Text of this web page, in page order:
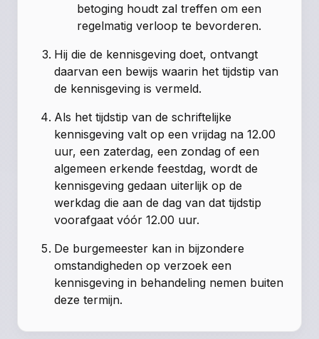
betoging houdt zal treffen om een
regelmatig verloop te bevorderen.
Hij die de kennisgeving doet, ontvangt
daarvan een bewijs waarin het tijdstip van
de kennisgeving is vermeld.
Als het tijdstip van de schriftelijke
kennisgeving valt op een vrijdag na 12.00
uur, een zaterdag, een zondag of een
algemeen erkende feestdag, wordt de
kennisgeving gedaan uiterlijk op de
werkdag die aan de dag van dat tijdstip
voorafgaat vóór 12.00 uur.
De burgemeester kan in bijzondere
omstandigheden op verzoek een
kennisgeving in behandeling nemen buiten
deze termijn.